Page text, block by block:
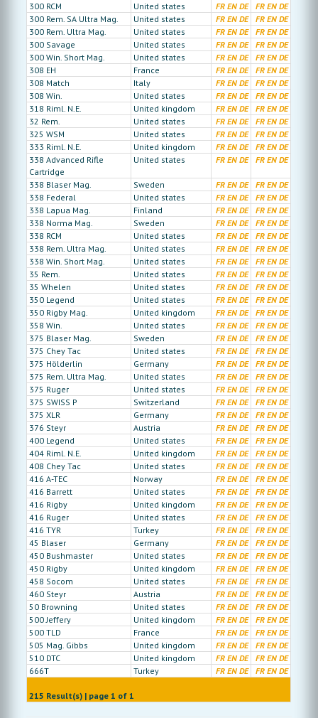
300 RCM United states FR EN DE FR EN DE
300 Rem. SA Ultra Mag.
United states FR EN DE FR EN DE
300 Rem. Ultra Mag.
United states FR EN DE FR EN DE
300 Savage
United states FR EN DE FR EN DE
300 Win. Short Mag.
United states FR EN DE FR EN DE
308 EH
France FR EN DE FR EN DE
308 Match
Italy FR EN DE FR EN DE
308 Win.
United states FR EN DE FR EN DE
318 Riml. N.E.
United kingdom FR EN DE FR EN DE
32 Rem.
United states FR EN DE FR EN DE
325 WSM
United states FR EN DE FR EN DE
333 Riml. N.E.
United kingdom FR EN DE FR EN DE
338 Advanced Rifle
Cartridge
United states FR EN DE FR EN DE
338 Blaser Mag. Sweden FR EN DE FR EN DE
338 Federal
United states FR EN DE FR EN DE
338 Lapua Mag.
Finland FR EN DE FR EN DE
338 Norma Mag.
Sweden FR EN DE FR EN DE
338 RCM
United states FR EN DE FR EN DE
338 Rem. Ultra Mag.
United states FR EN DE FR EN DE
338 Win. Short Mag.
United states FR EN DE FR EN DE
35 Rem.
United states FR EN DE FR EN DE
35 Whelen
United states FR EN DE FR EN DE
350 Legend
United states FR EN DE FR EN DE
350 Rigby Mag.
United kingdom FR EN DE FR EN DE
358 Win.
United states FR EN DE FR EN DE
375 Blaser Mag.
Sweden FR EN DE FR EN DE
375 Chey Tac
United states FR EN DE FR EN DE
375 Hölderlin
Germany FR EN DE FR EN DE
375 Rem. Ultra Mag.
United states FR EN DE FR EN DE
375 Ruger
United states FR EN DE FR EN DE
375 SWISS P
Switzerland FR EN DE FR EN DE
375 XLR
Germany FR EN DE FR EN DE
376 Steyr
Austria FR EN DE FR EN DE
400 Legend
United states FR EN DE FR EN DE
404 Riml. N.E.
United kingdom FR EN DE FR EN DE
408 Chey Tac
United states FR EN DE FR EN DE
416 A-TEC
Norway FR EN DE FR EN DE
416 Barrett
United states FR EN DE FR EN DE
416 Rigby
United kingdom FR EN DE FR EN DE
416 Ruger
United states FR EN DE FR EN DE
416 TYR
Turkey FR EN DE FR EN DE
45 Blaser
Germany FR EN DE FR EN DE
450 Bushmaster
United states FR EN DE FR EN DE
450 Rigby
United kingdom FR EN DE FR EN DE
458 Socom
United states FR EN DE FR EN DE
460 Steyr
Austria FR EN DE FR EN DE
50 Browning
United states FR EN DE FR EN DE
500 Jeffery
United kingdom FR EN DE FR EN DE
500 TLD
France FR EN DE FR EN DE
505 Mag. Gibbs
United kingdom FR EN DE FR EN DE
510 DTC
United kingdom FR EN DE FR EN DE
666T
Turkey FR EN DE FR EN DE
215 Result(s) | page 1 of 1